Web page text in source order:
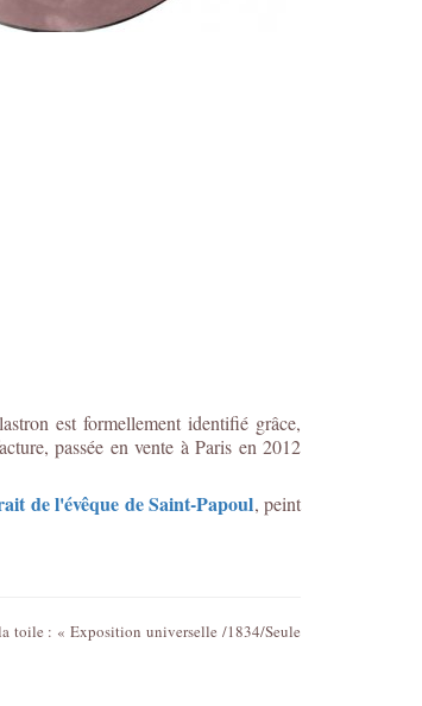
est formellement identifié grâce,
passée en vente à Paris en 2012
de l'évêque de Saint-Papoul, peint
toile : « Exposition universelle /1834/Seule